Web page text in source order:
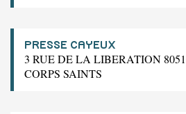
PRESSE CAYEUX
3 RUE DE LA LIBERATION
CORPS SAINTS